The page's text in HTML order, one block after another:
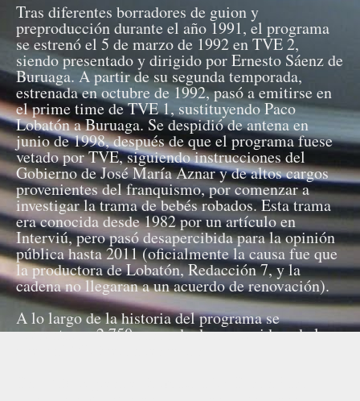
Tras diferentes borradores de guion y
preproducción durante el año 1991, el programa
se estrenó el 5 de marzo de 1992 en TVE 2,
siendo presentado y dirigido por Ernesto Sáenz de
Buruaga. A partir de su segunda temporada,
estrenada en octubre de 1992, pasó a emitirse en
el prime time de TVE 1, sustituyendo Paco
Lobatón a Buruaga. Se despidió de antena en
junio de 1998, después de que el programa fuese
vetado por TVE, siguiendo instrucciones del
Gobierno de José María Aznar y de altos cargos
provenientes del franquismo, por comenzar a
investigar la trama de bebés robados. Esta trama
era conocida desde 1982 por un artículo en
Interviú, pero pasó desapercibida para la opinión
pública hasta 2011 (oficialmente la causa fue que
la productora de Lobatón, Redacción 7, y la
cadena no llegaran a un acuerdo de renovación).
A lo largo de la historia del programa se
presentaron 2.750 casos de desaparecidos, de los